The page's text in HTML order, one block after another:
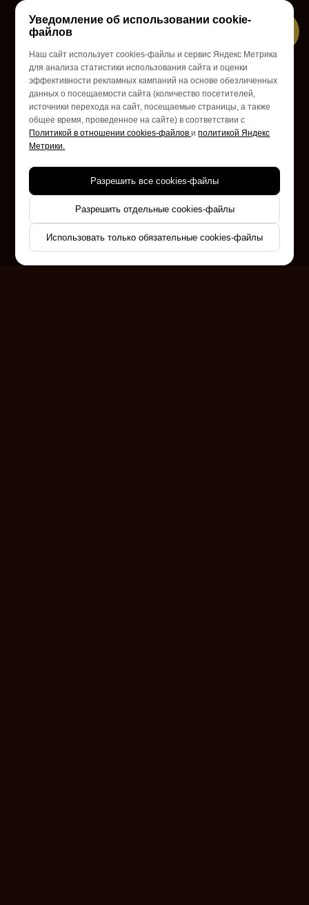
Уведомление об использовании cookie-
файлов
Наш сайт использует cookies-файлы и сервис Яндекс Метрика
для анализа статистики использования сайта и оценки
эффективности рекламных кампаний на основе обезличенных
данных о посещаемости сайта (количество посетителей,
источники перехода на сайт, посещаемые страницы, а также
общее время, проведенное на сайте) в соответствии с
Политикой в отношении cookies-файловиполитикой Яндекс
Метрики.
Разрешить все cookies-файлы
Разрешить отдельные cookies-файлы
Использовать только обязательные cookies-файлы